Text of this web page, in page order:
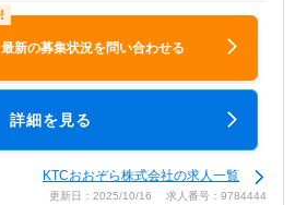
最新の募集状況を問い合わせる
詳細を見る
KTCおおぞら株式会社の求人一覧
更新日：2025/10/16 求人番号：9784444